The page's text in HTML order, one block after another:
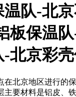
队-北
板保温
北京彩
在北京地区进行的
主要材料是铝皮、